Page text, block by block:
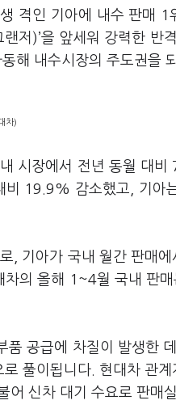
격인 기아에 내수 판매
랜저)’을 앞세워 강력한
해 내수시장의 주도권을
차)
시장에서 전년 동월 대
19.9% 감소했고, 기아
, 기아가 국내 월간 판매
차의 올해 1~4월 국내 판
품 공급에 차질이 발생한
풀이됩니다. 현대차 관
신차 대기 수요로 판매